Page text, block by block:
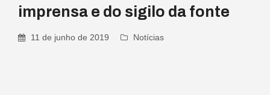
imprensa e do sigilo da fonte
11 de junho de 2019 Notícias